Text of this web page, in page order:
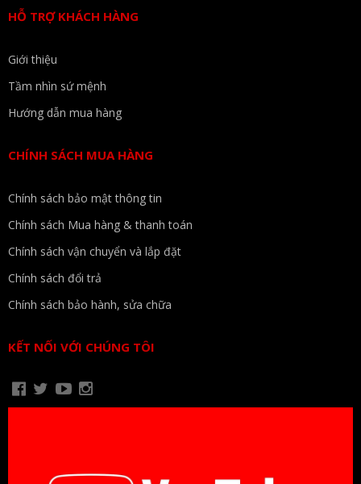
HỖ TRỢ KHÁCH HÀNG
Giới thiệu
Tầm nhìn sứ mệnh
Hướng dẫn mua hàng
CHÍNH SÁCH MUA HÀNG
Chính sách bảo mật thông tin
Chính sách Mua hàng & thanh toán
Chính sách vận chuyển và lắp đặt
Chính sách đổi trả
Chính sách bảo hành, sửa chữa
KẾT NỐI VỚI CHÚNG TÔI